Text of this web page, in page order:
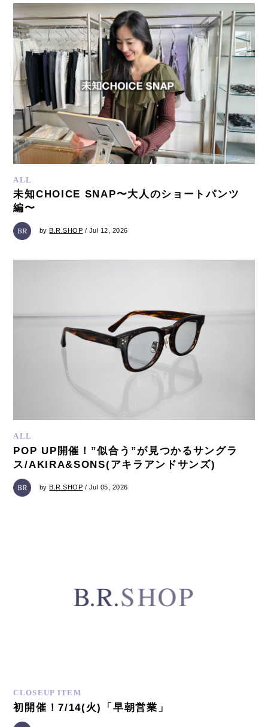
ALL
未知CHOICE SNAP〜大人のショートパンツ
編〜
byB.R.SHOP / Jul 12, 2026
ALL
POP UP開催！”似合う”が見つかるサングラ
ス/AKIRA&SONS(アキラアンドサンズ)
byB.R.SHOP / Jul 05, 2026
CLOSEUP ITEM
初開催！7/14(火)「早朝営業」